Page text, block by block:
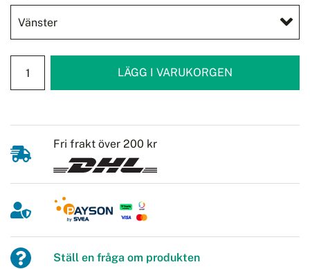
Fri frakt över 200 kr
Ställ en fråga om produkten